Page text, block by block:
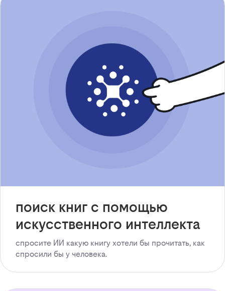
поиск книг с помощью
искусственного интеллекта
спросите ИИ какую книгу хотели бы прочитать, как
спросили бы у человека.